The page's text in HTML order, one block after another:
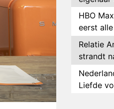
seizoen
HBO
eerst alle
EK
Relatie
strandt
Liefde